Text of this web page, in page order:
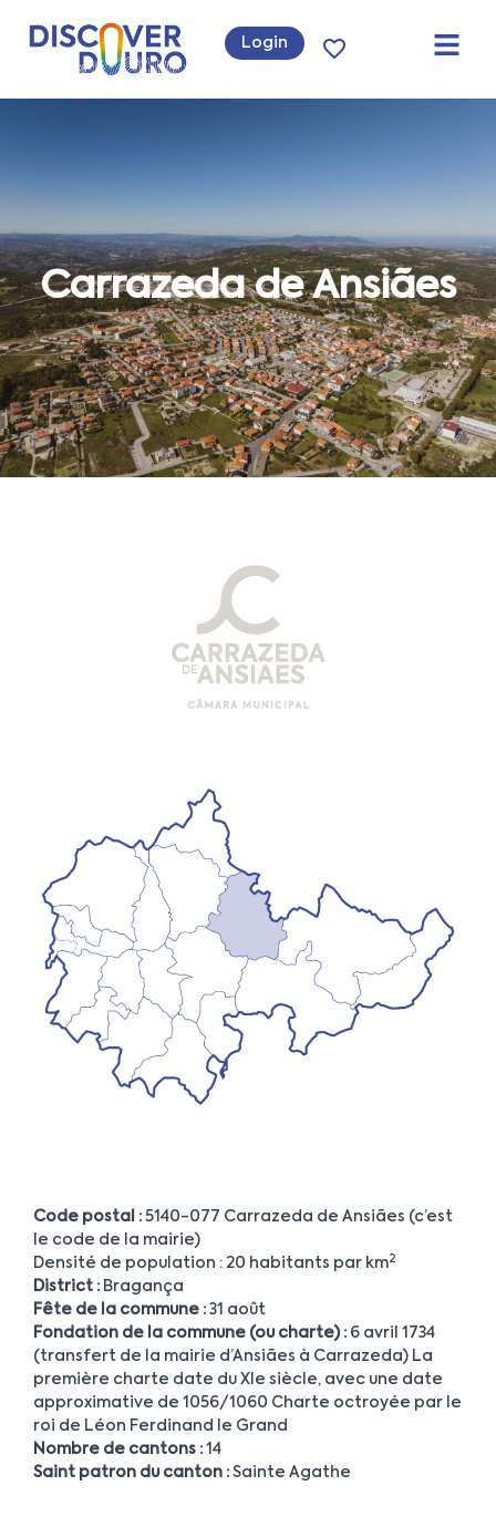
Login
Carrazeda de Ansiães
Code postal : 5140-077 Carrazeda de Ansiães (c’est
le code de la mairie)
Densité de population : 20 habitants par km2
District : Bragança
Fête de la commune : 31 août
Fondation de la commune (ou charte) : 6 avril 1734
(transfert de la mairie d’Ansiães à Carrazeda) La
première charte date du XIe siècle, avec une date
approximative de 1056/1060 Charte octroyée par le
roi de Léon Ferdinand le Grand
Nombre de cantons : 14
Saint patron du canton : Sainte Agathe